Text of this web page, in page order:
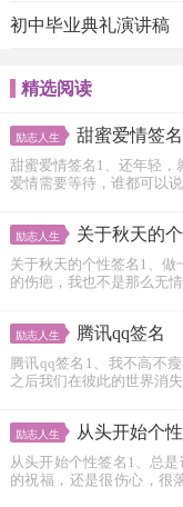
初中毕业典礼演讲稿
精选阅读
励志人生 甜蜜爱情签名
甜蜜爱情签名1、还年轻，
爱情需要等待，谁都可以
励志人生 关于秋天的
关于秋天的个性签名1、
的伤疤，我也不是那么无
励志人生 腾讯qq签名
腾讯qq签名1、我不高不
之后我们在彼此的世界消
励志人生 从头开始个
从头开始个性签名1、总
的祝福，还是很伤心，很